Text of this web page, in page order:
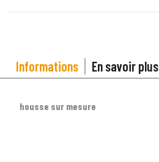
Informations En savoir plus
housse sur mesure